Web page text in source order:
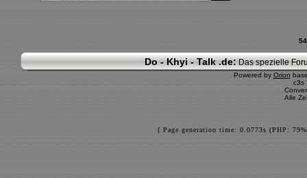
Do - Khyi - Talk .de: Das spezielle
Powered by Orion
c3s
Alle
[ Page generation time: 0.0773s (PHP: